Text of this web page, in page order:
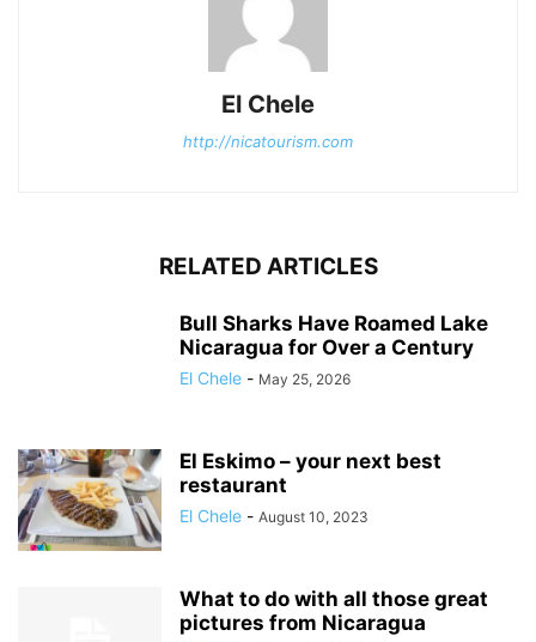
El Chele
http://nicatourism.com
RELATED ARTICLES
Bull Sharks Have Roamed Lake
Nicaragua for Over a Century
El Chele - May 25, 2026
El Eskimo – your next best
restaurant
El Chele - August 10, 2023
What to do with all those great
pictures from Nicaragua